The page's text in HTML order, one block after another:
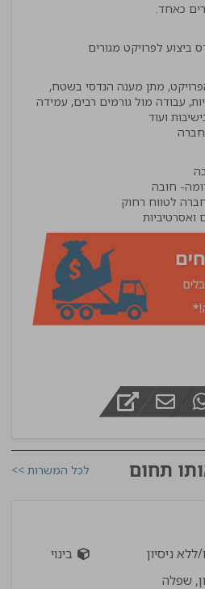
כאחד.
לפרויקט מגורים
מתן מענה הנדסי בשטח,
עבודה מול גורמים רבים, עמידה
ואסרטיביות
תחום לכל המשרות >>
ללא ניסיון
בינוי
שפלה